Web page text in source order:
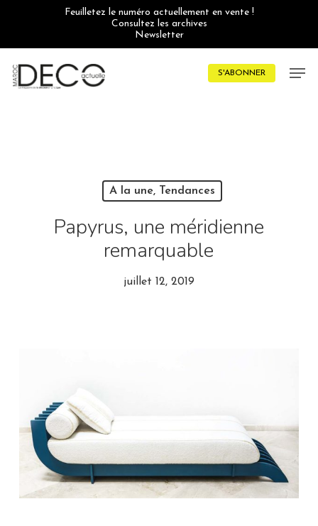
Feuilletez le numéro actuellement en vente !
Consultez les archives
Newsletter
S'ABONNER
A la une, Tendances
Papyrus, une méridienne
remarquable
juillet 12, 2019